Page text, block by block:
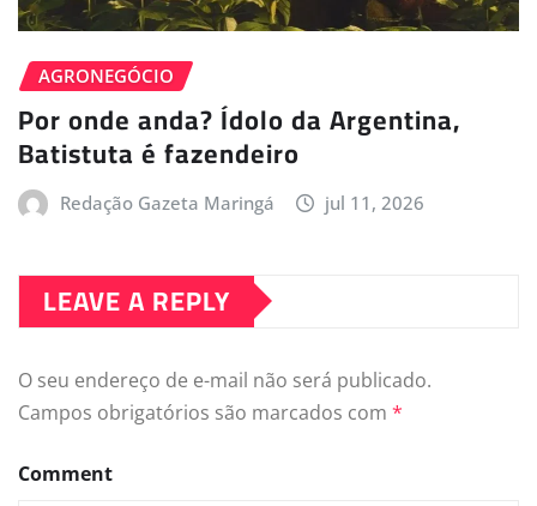
AGRONEGÓCIO
Por onde anda? Ídolo da Argentina,
Batistuta é fazendeiro
Redação Gazeta Maringá jul 11, 2026
LEAVE A REPLY
O seu endereço de e-mail não será publicado.
Campos obrigatórios são marcados com *
Comment